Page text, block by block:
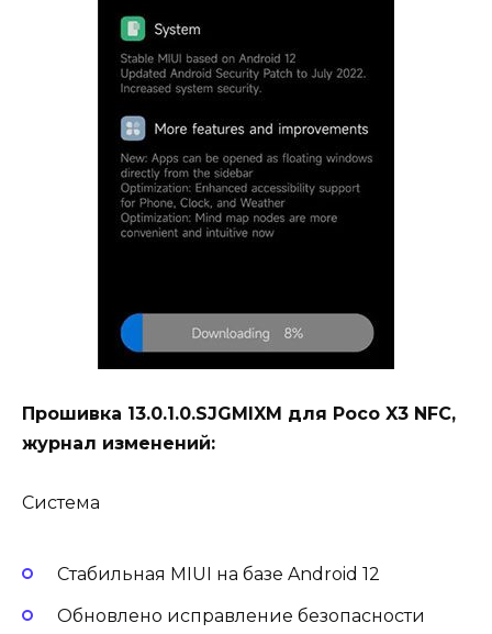
Прошивка 13.0.1.0.SJGMIXM для Poco X3 NFC,
журнал изменений:
Система
Стабильная MIUI на базе Android 12
Обновлено исправление безопасности